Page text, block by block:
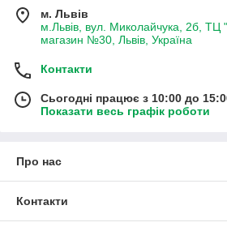
м. Львів
м.Львів, вул. Миколайчука, 2б,
магазин №30, Львів, Україна
Контакти
Сьогодні працює з 10:00 до
Показати весь графік роботи
Про нас
Контакти